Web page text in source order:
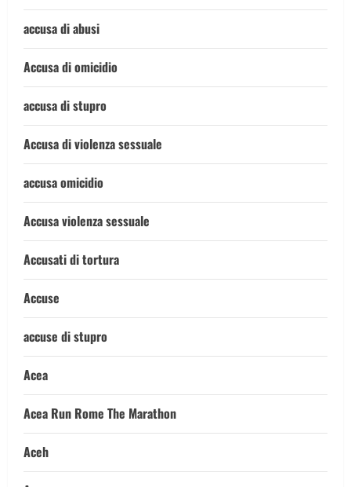
accusa di abusi
Accusa di omicidio
accusa di stupro
Accusa di violenza sessuale
accusa omicidio
Accusa violenza sessuale
Accusati di tortura
Accuse
accuse di stupro
Acea
Acea Run Rome The Marathon
Aceh